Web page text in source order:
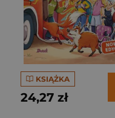
KSIĄŻKA
24,27 zł